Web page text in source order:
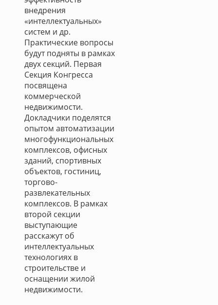
внедрения
«интеллектуальных»
систем и др.
Практические вопросы
будут подняты в рамках
двух секций. Первая
Секция Конгресса
посвящена
коммерческой
недвижимости.
Докладчики поделятся
опытом автоматизации
многофункциональных
комплексов, офисных
зданий, спортивных
объектов, гостиниц,
торгово-
развлекательных
комплексов. В рамках
второй секции
выступающие
расскажут об
интеллектуальных
технологиях в
строительстве и
оснащении жилой
недвижимости.